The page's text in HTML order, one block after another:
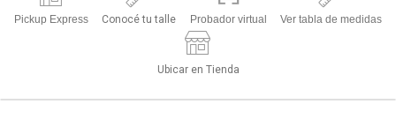
Pickup Express Conocé tu talle Probador virtual Ver tabla de medidas
Ubicar en Tienda